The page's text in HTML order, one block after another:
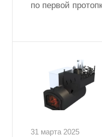
по первой
31 марта 2025